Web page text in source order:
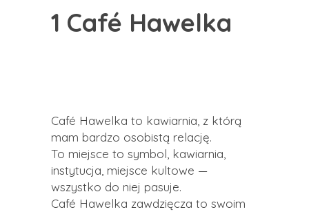
1 Café Hawelka
Café Hawelka to kawiarnia, z którą
mam bardzo osobistą relację.
To miejsce to symbol, kawiarnia,
instytucja, miejsce kultowe —
wszystko do niej pasuje.
Café Hawelka zawdzięcza to swoim